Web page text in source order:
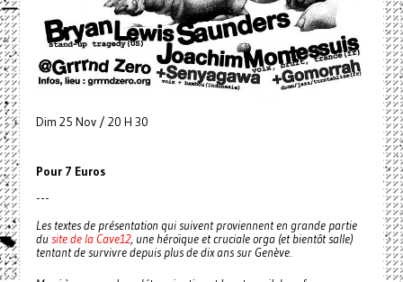
Dim 25 Nov / 20 H 30
Pour 7 Euros
---
Les textes de présentation qui suivent proviennent en grande partie
dusite de la Cave12, une héroïque et cruciale orga (et bientôt salle)
tentant de survivre depuis plus de dix ans sur Genève.